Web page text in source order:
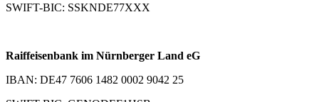
SWIFT-BIC: SSKNDE77XXX
Raiffeisenbank im Nürnberger Land eG
IBAN: DE47 7606 1482 0002 9042 25